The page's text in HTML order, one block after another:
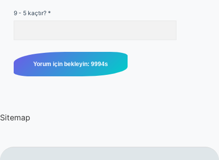
9 - 5 kaçtır? *
Sitemap